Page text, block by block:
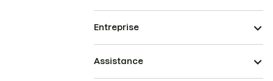
Entreprise
Assistance